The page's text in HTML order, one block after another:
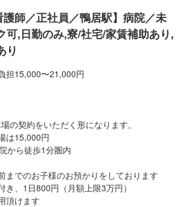
師／正社員／鴨居駅】病院／未
可,日勤のみ,寮/社宅/家賃補助あり,
り
担15,000〜21,000円
の契約をいただく形になります。
は15,000円
から徒歩1分圏内
までのお子様のお預かりをしております
き、1日800円（月額上限3万円）
頂けます